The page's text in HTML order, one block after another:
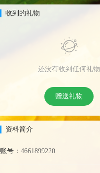
收到的礼物
还没有收到任何礼物
赠送礼物
资料简介
账号： 4661899220